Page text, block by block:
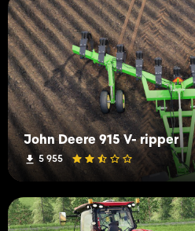
John Deere 915 V- ripper
5 955